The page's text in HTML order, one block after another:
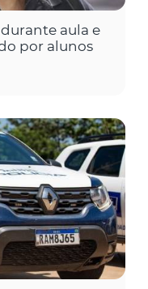
aula e
por alunos